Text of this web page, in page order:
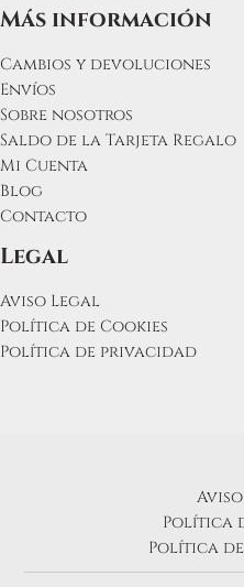
Más información
Cambios y devoluciones
Envíos
Sobre nosotros
Saldo de la Tarjeta Regalo
Mi Cuenta
Blog
Contacto
Legal
Aviso Legal
Política de Cookies
Política de privacidad
Política
Política